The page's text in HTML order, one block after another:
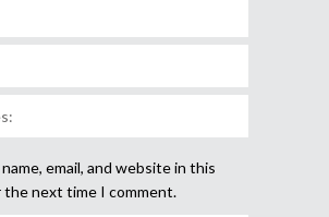
name, email, and website in this
next time I comment.